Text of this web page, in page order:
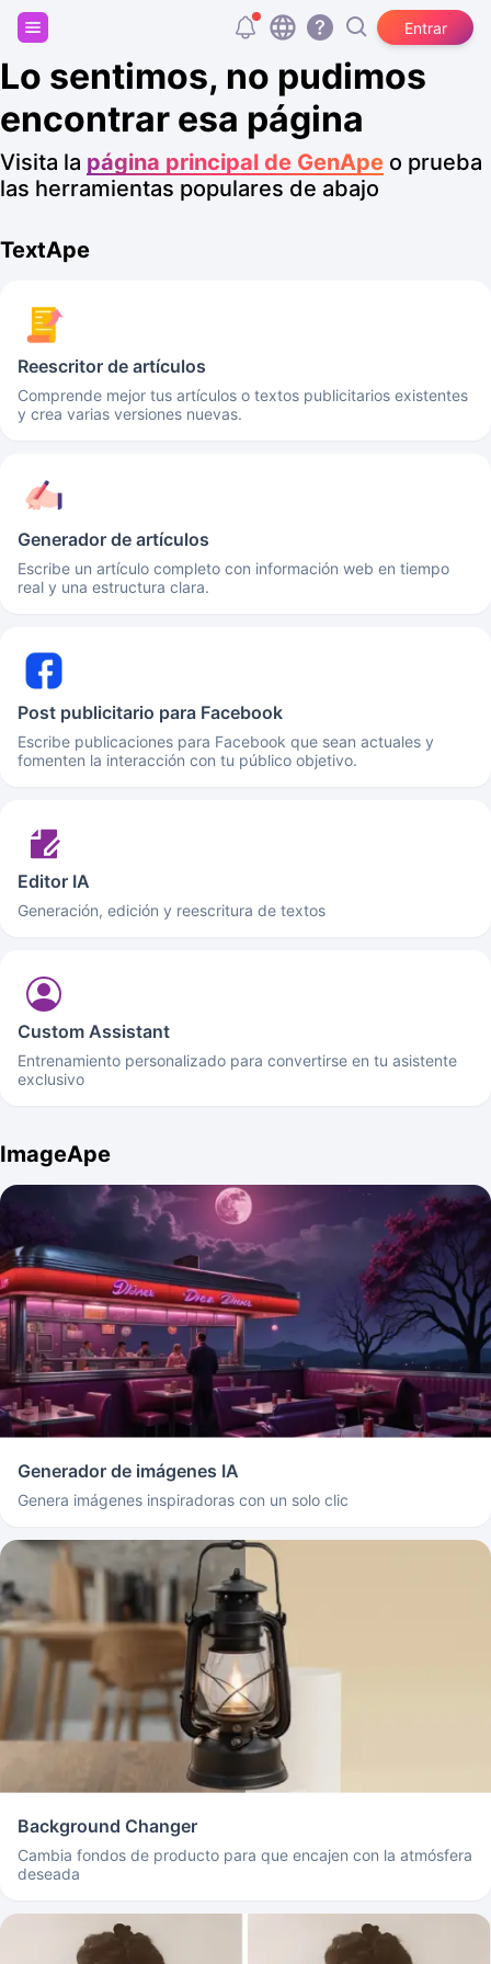
Entrar
Regístrate y consigue 20.000 tokens gratis
Lo sentimos, no pudimos
encontrar esa página
Visita la página principal de GenApe o prueba
las herramientas populares de abajo
TextApe
Reescritor de artículos
Comprende mejor tus artículos o textos publicitarios existentes
y crea varias versiones nuevas.
Generador de artículos
Escribe un artículo completo con información web en tiempo
real y una estructura clara.
Post publicitario para Facebook
Escribe publicaciones para Facebook que sean actuales y
fomenten la interacción con tu público objetivo.
Editor IA
Generación, edición y reescritura de textos
Custom Assistant
Entrenamiento personalizado para convertirse en tu asistente
exclusivo
ImageApe
Generador de imágenes IA
Genera imágenes inspiradoras con un solo clic
Background Changer
Cambia fondos de producto para que encajen con la atmósfera
deseada